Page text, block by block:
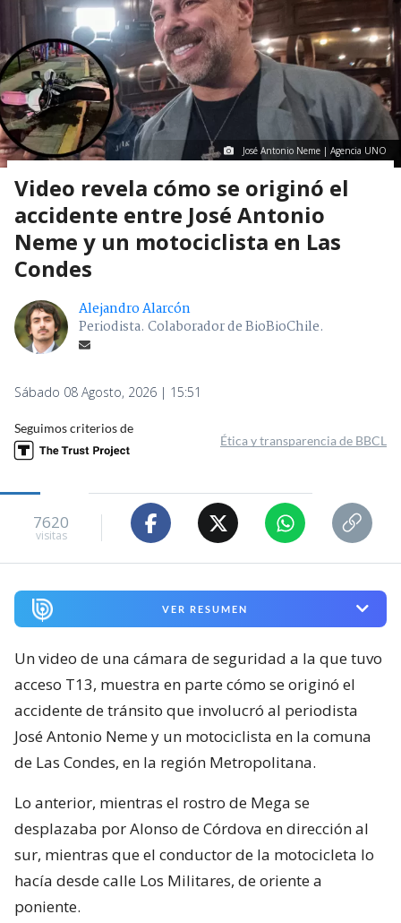
José Antonio Neme | Agencia UNO
Video revela cómo se originó el
accidente entre José Antonio
Neme y un motociclista en Las
Condes
Alejandro Alarcón
Periodista. Colaborador de BioBioChile.
Sábado 08 Agosto, 2026 | 15:51
Seguimos criterios de
Ética y transparencia de BBCL
7620
visitas
VER RESUMEN
Un video de una cámara de seguridad a la que tuvo
acceso T13, muestra en parte cómo se originó el
accidente de tránsito que involucró al periodista
José Antonio Neme y un motociclista en la comuna
de Las Condes, en la región Metropolitana.
Lo anterior, mientras el rostro de Mega se
desplazaba por Alonso de Córdova en dirección al
sur, mientras que el conductor de la motocicleta lo
hacía desde calle Los Militares, de oriente a
poniente.